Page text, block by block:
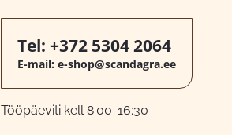
Tel: +372 5304 2064
E-mail: e-shop@scandagra.ee
Tööpäeviti kell 8:00-16:30